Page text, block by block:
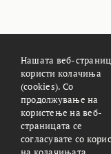
©
Made with
За
Нашата веб-
користи колачиња
(cookies). Со
продолжување на
користење на веб-
страницата се
согласувате со